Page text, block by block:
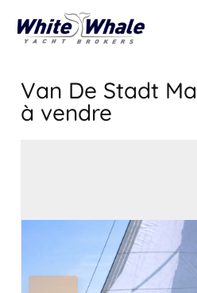
Van De Stadt
à vendre